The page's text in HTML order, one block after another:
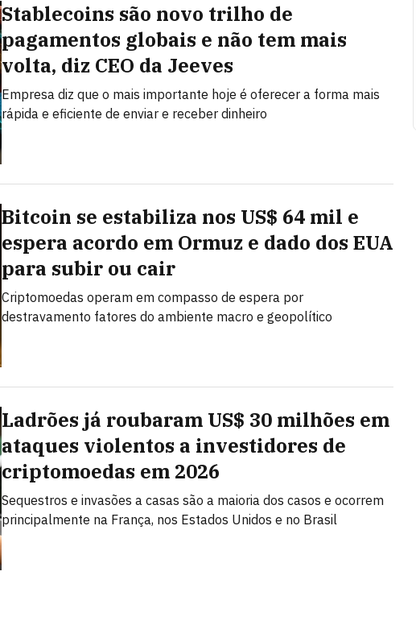
Stablecoins são novo trilho de
pagamentos globais e não tem mais
volta, diz CEO da Jeeves
Empresa diz que o mais importante hoje é oferecer a forma mais
rápida e eficiente de enviar e receber dinheiro
Bitcoin se estabiliza nos US$ 64 mil e
espera acordo em Ormuz e dado dos EUA
para subir ou cair
Criptomoedas operam em compasso de espera por
destravamento fatores do ambiente macro e geopolítico
Ladrões já roubaram US$ 30 milhões em
ataques violentos a investidores de
criptomoedas em 2026
Sequestros e invasões a casas são a maioria dos casos e ocorrem
principalmente na França, nos Estados Unidos e no Brasil